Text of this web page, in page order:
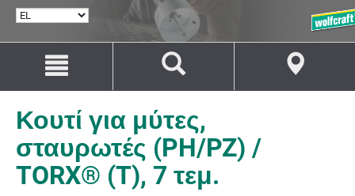
ΕΠΙΛΟΓΉ
Μετάβαση
περιεχόμενο
Μετάβαση
πλοήγηση
Κουτί για μύτες,
σταυρωτές (PH/PZ) /
TORX® (T), 7 τεμ.